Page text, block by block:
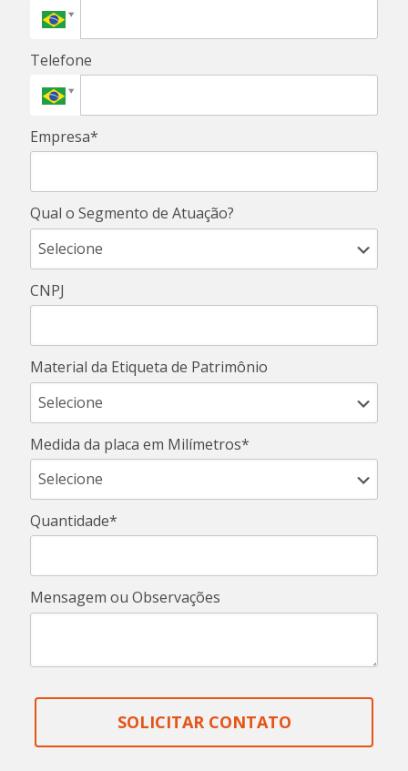
Telefone
Empresa*
Qual o Segmento de Atuação?
CNPJ
Material da Etiqueta de Patrimônio
Medida da placa em Milímetros*
Quantidade*
Mensagem ou Observações
SOLICITAR CONTATO